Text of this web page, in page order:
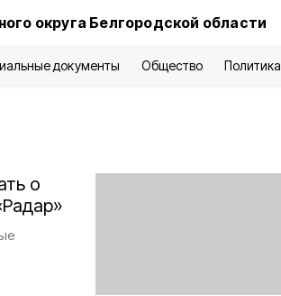
округа Белгородской области
документы Общество Политика
о